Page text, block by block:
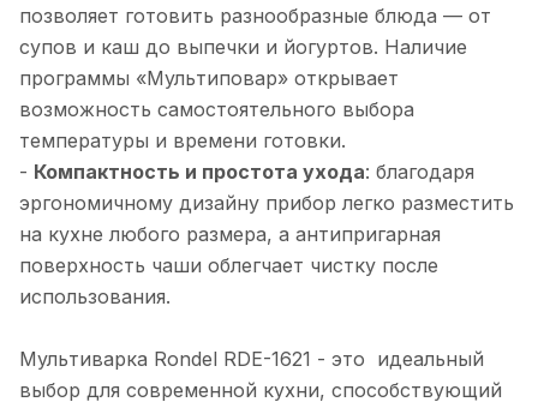
позволяет готовить разнообразные блюда — от
супов и каш до выпечки и йогуртов. Наличие
программы «Мультиповар» открывает
возможность самостоятельного выбора
температуры и времени готовки.
- Компактность и простота ухода: благодаря
эргономичному дизайну прибор легко разместить
на кухне любого размера, а антипригарная
поверхность чаши облегчает чистку после
использования.
Мультиварка Rondel RDE-1621 - это идеальный
выбор для современной кухни, способствующий